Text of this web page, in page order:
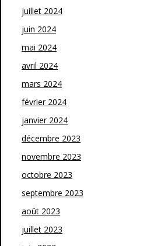
juillet 2024
juin 2024
mai 2024
avril 2024
mars 2024
février 2024
janvier 2024
décembre 2023
novembre 2023
octobre 2023
septembre 2023
août 2023
juillet 2023